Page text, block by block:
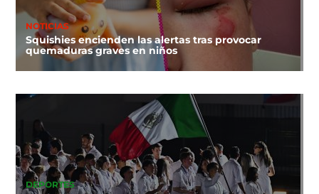
NOTICIAS
Squishies encienden las alertas tras provocar
quemaduras graves en niños
DEPORTES